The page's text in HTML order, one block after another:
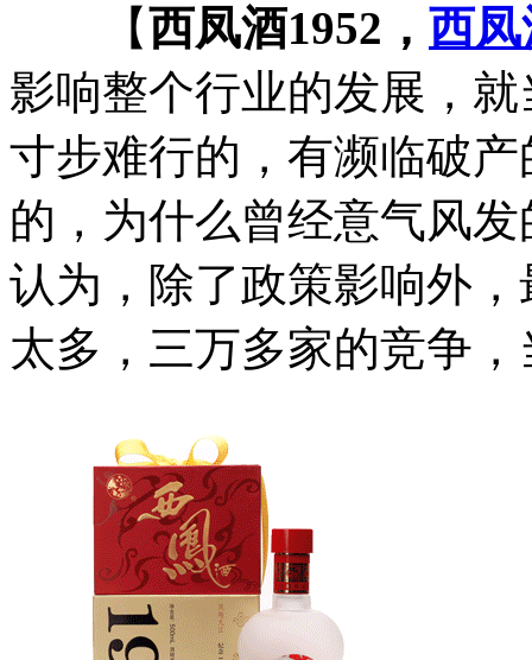
【西凤酒1952， 西
影响整个行业的发展，
寸步难行的，有濒临破
的，为什么曾经意气风
认为，除了政策影响外
太多，三万多家的竞争